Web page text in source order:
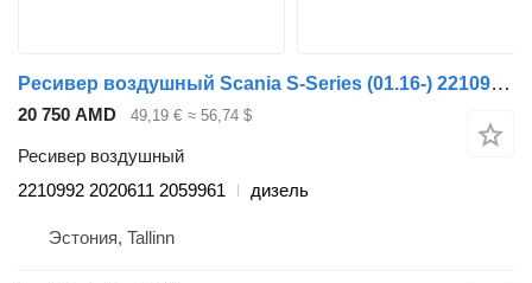
Ресивер воздушный Scania S-Series (01.16-) 2210992 для тягача Scania L,P,G,R,S-series (2016-)
20 750 AMD 49,19 € ≈ 56,74 $
Ресивер воздушный
2210992 2020611 2059961
дизель
Эстония, Tallinn